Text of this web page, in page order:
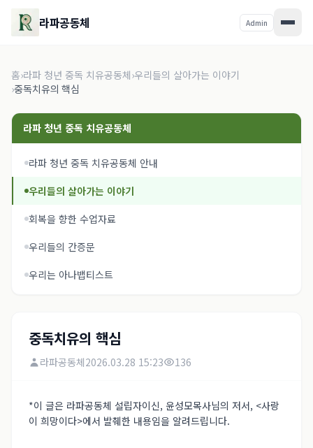
라파공동체 Admin
홈›라파 청년 중독 치유공동체›우리들의 살아가는 이야기
›중독치유의 핵심
라파 청년 중독 치유공동체
라파 청년 중독 치유공동체 안내
우리들의 살아가는 이야기
회복을 향한 수업자료
우리들의 간증문
우리는 아나뱁티스트
중독치유의 핵심
라파공동체2026.03.28 15:23 136
*이 글은 라파공동체 설립자이신, 윤성모목사님의 저서, <사랑
이 희망이다>에서 발췌한 내용임을 알려드립니다.